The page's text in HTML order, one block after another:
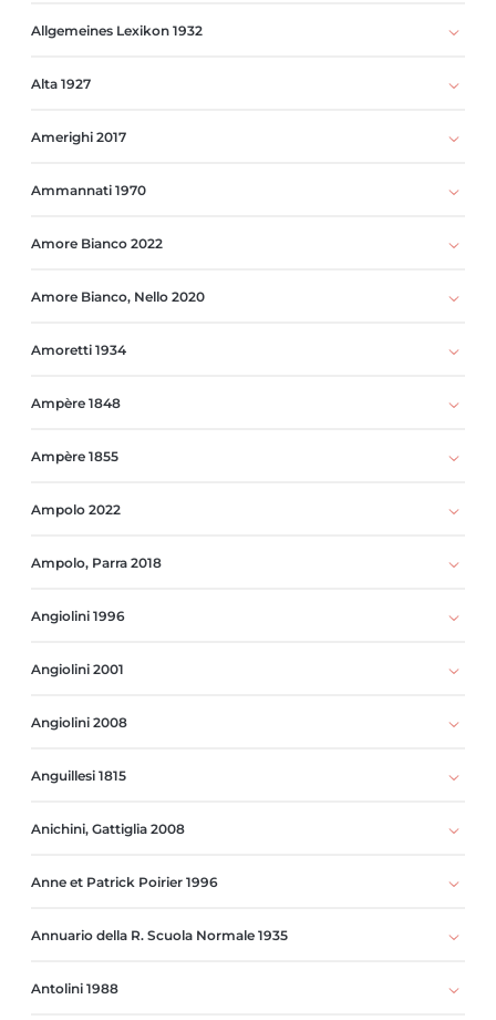
Allgemeines Lexikon 1932
Alta 1927
Amerighi 2017
Ammannati 1970
Amore Bianco 2022
Amore Bianco, Nello 2020
Amoretti 1934
Ampère 1848
Ampère 1855
Ampolo 2022
Ampolo, Parra 2018
Angiolini 1996
Angiolini 2001
Angiolini 2008
Anguillesi 1815
Anichini, Gattiglia 2008
Anne et Patrick Poirier 1996
Annuario della R. Scuola Normale 1935
Antolini 1988